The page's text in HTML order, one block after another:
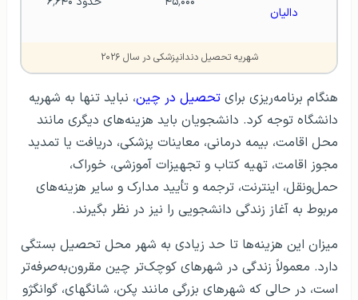
دالیان
شهریه تحصیل دندانپزشکی در سال ۲۰۲۶
هنگام برنامه‌ریزی برای تحصیل در چین، نباید تنها به شهریه
دانشگاه توجه کرد. دانشجویان باید هزینه‌های دیگری مانند
محل اقامت، بیمه درمانی، معاینات پزشکی، دریافت یا تمدید
مجوز اقامت، تهیه کتاب و تجهیزات آموزشی، خوراک،
حمل‌ونقل، اینترنت، ترجمه و تأیید مدارک و سایر هزینه‌های
مربوط به آغاز زندگی دانشجویی را نیز در نظر بگیرند.
میزان این هزینه‌ها تا حد زیادی به شهر محل تحصیل بستگی
دارد. معمولاً زندگی در شهرهای کوچک‌تر چین مقرون‌به‌صرفه‌تر
است، در حالی که شهرهای بزرگی مانند پکن، شانگهای، گوانگژو